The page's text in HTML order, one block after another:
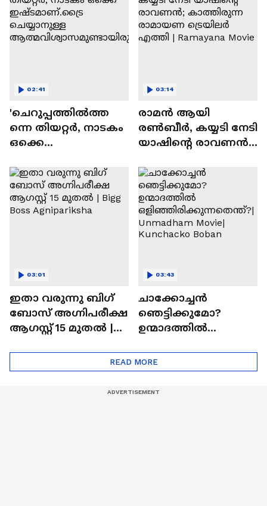
'ചെറുപ്പത്തിൽത്ത
ന്നെ തിയറ്റർ, നാടകം
ഒക്കെ
ചെയ്യാനുള്ള
ആത്മവിശ്വാസമുണ്ടാ
യിരുന്നില്ല'
02:41
രാമന്‍ ആയി
രൺബീർ, കയ്യടി നേടി
യാഷിന്റെ രാവണൻ;
രാമായണ ട്രെയിലർ
എത്തി | Ramayana
Movie
03:14
ഇതാ വരുന്നു ബിഗ്
ബോസ് അഗ്നിപരീക്ഷ
ആഗസ്റ്റ് 15 മുതൽ |
03:01
ചാക്കോച്ചന്‍
ഞെട്ടിക്കുമോ?
ഉന്മാദത്തിൽ
ന്ത്?| Unmadham
Movie| Kunchacko
03:43
READ MORE